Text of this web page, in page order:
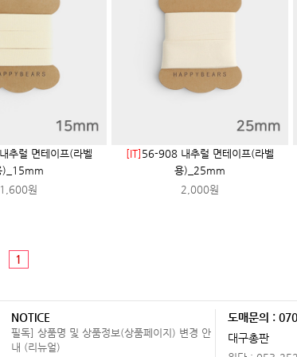
추럴 면테이프(라벨
)_15mm
1,600원
[IT] 56-908 내추럴 면테이프(라벨
용)_25mm
2,000원
1
NOTICE
필독] 상품명 및 상품정보(상품페이지) 변경 안
내 (리뉴얼)
도매문의 :
대구총판